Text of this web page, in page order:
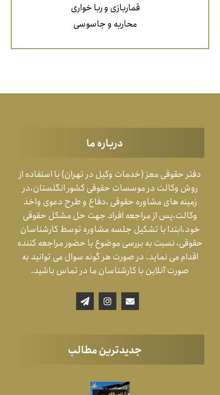
قماربازی و ربا خواری
محاربه و جاسوسی
درباره ما
دفتر حقوقی معز (خدمات وکیل در تهران) با استفاده از
روش وکالت در موسسات حقوقی کشور انگلستان،در
زمینه های مشاوره حقوقی ،دفاع و طرح دعوی واخذ
وکالت،پس از مراجعه افراد جهت حل مشکل حقوقی
خود،ابتدا با تشکیل جلسه مشاوره توسط کارشناسان
حقوقی، نسبت به بررسی موضوع با حضور مراجعه کننده
اقدام می نماید. در صورت هر گونه سوال می توانید به
صورت آنلاین با کارشناسان ما در تماس باشید.
جدیدترین مطالب